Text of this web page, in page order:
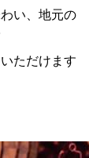
い、地元の
ただけます